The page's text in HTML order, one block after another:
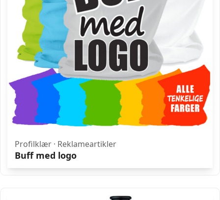
Profilklær · Reklameartikler
Buff med logo